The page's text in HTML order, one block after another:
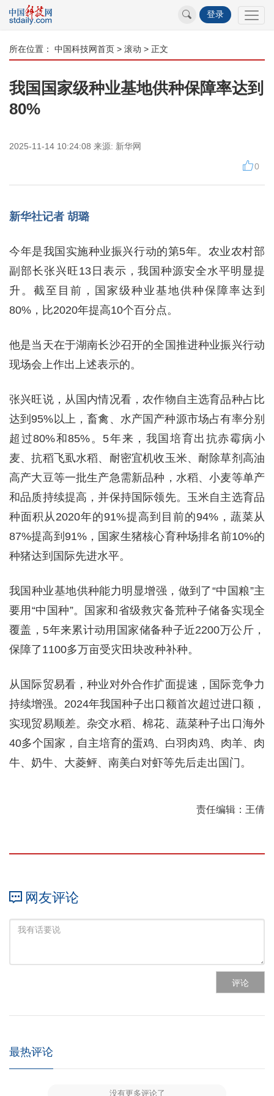
登录
所在位置： 中国科技网首页 > 滚动 > 正文
我国国家级种业基地供种保障率达到
80%
2025-11-14 10:24:08 来源: 新华网
0
新华社记者 胡璐
今年是我国实施种业振兴行动的第5年。农业农村部
副部长张兴旺13日表示，我国种源安全水平明显提
升。截至目前，国家级种业基地供种保障率达到
80%，比2020年提高10个百分点。
他是当天在于湖南长沙召开的全国推进种业振兴行动
现场会上作出上述表示的。
张兴旺说，从国内情况看，农作物自主选育品种占比
达到95%以上，畜禽、水产国产种源市场占有率分别
超过80%和85%。5年来，我国培育出抗赤霉病小
麦、抗稻飞虱水稻、耐密宜机收玉米、耐除草剂高油
高产大豆等一批生产急需新品种，水稻、小麦等单产
和品质持续提高，并保持国际领先。玉米自主选育品
种面积从2020年的91%提高到目前的94%，蔬菜从
87%提高到91%，国家生猪核心育种场排名前10%的
种猪达到国际先进水平。
我国种业基地供种能力明显增强，做到了“中国粮”主
要用“中国种”。国家和省级救灾备荒种子储备实现全
覆盖，5年来累计动用国家储备种子近2200万公斤，
保障了1100多万亩受灾田块改种补种。
从国际贸易看，种业对外合作扩面提速，国际竞争力
持续增强。2024年我国种子出口额首次超过进口额，
实现贸易顺差。杂交水稻、棉花、蔬菜种子出口海外
40多个国家，自主培育的蛋鸡、白羽肉鸡、肉羊、肉
牛、奶牛、大菱鲆、南美白对虾等先后走出国门。
责任编辑：王倩
网友评论
评论
最热评论
没有更多评论了